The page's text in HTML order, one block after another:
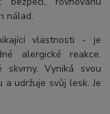
nálad.
vlastnosti - je
alergické reakce.
skvrny. Vyniká svou
udržuje svůj lesk. Je